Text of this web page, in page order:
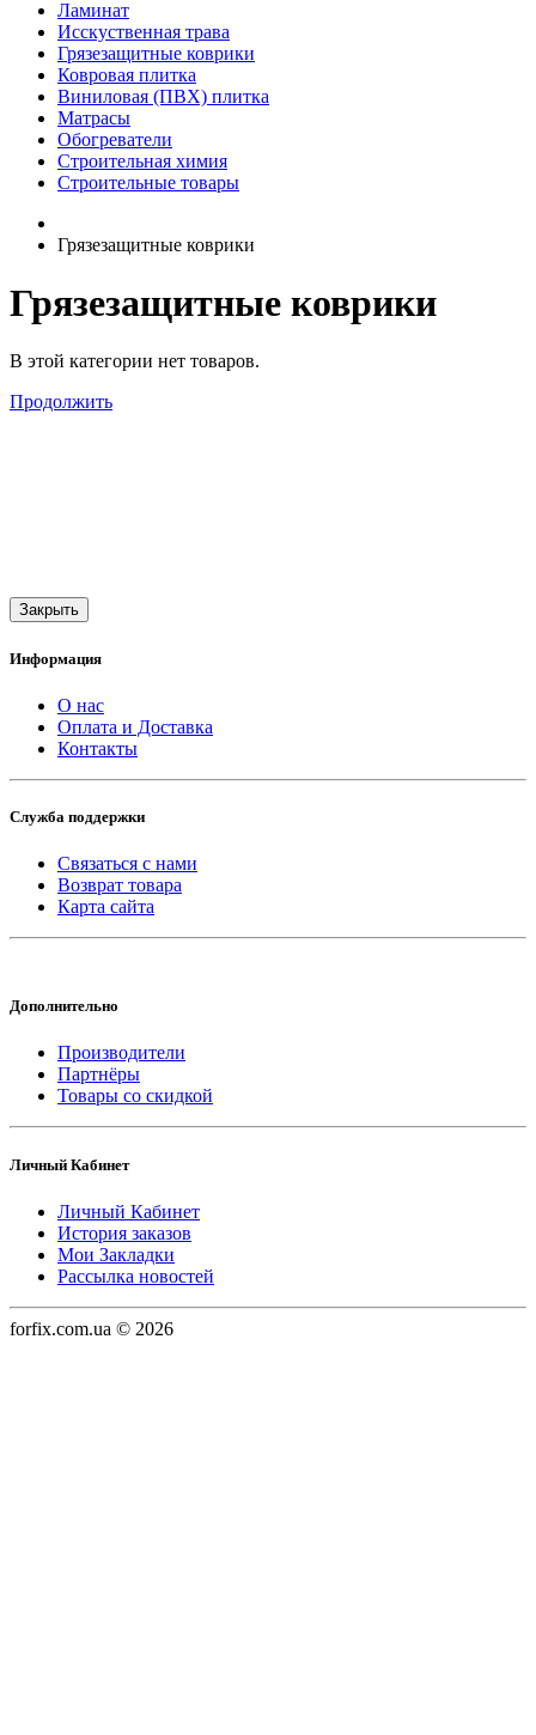
Ламинат
Исскуственная трава
Грязезащитные коврики
Ковровая плитка
Виниловая (ПВХ) плитка
Матрасы
Обогреватели
Строительная химия
Строительные товары
Грязезащитные коврики
Грязезащитные коврики
В этой категории нет товаров.
Продолжить
Закрыть
Информация
О нас
Оплата и Доставка
Контакты
Служба поддержки
Связаться с нами
Возврат товара
Карта сайта
Дополнительно
Производители
Партнёры
Товары со скидкой
Личный Кабинет
Личный Кабинет
История заказов
Мои Закладки
Рассылка новостей
forfix.com.ua © 2026